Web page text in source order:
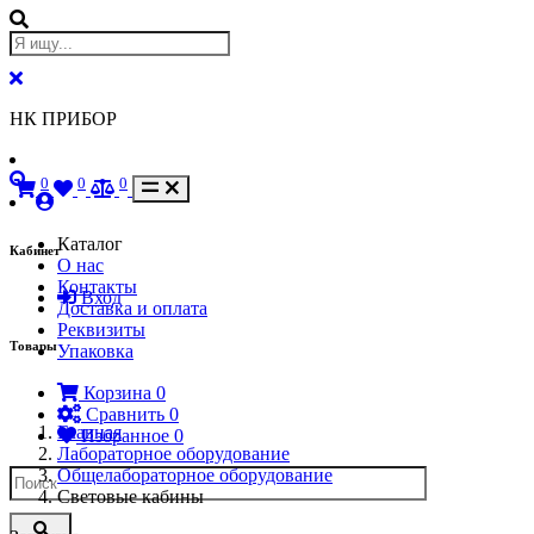
НК ПРИБОР
Кабинет
Вход
Товары
Корзина 0
Сравнить 0
Избранное 0
0 0 0
Каталог
О нас
Контакты
Доставка и оплата
Реквизиты
Упаковка
Главная
Лабораторное оборудование
Общелабораторное оборудование
Световые кабины